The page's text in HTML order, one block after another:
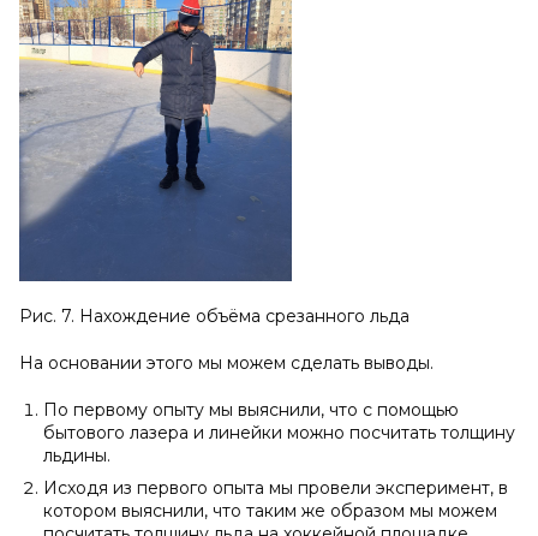
Рис. 7. Нахождение объёма срезанного льда
На основании этого мы можем сделать выводы.
По первому опыту мы выяснили, что с помощью
бытового лазера и линейки можно посчитать толщину
льдины.
Исходя из первого опыта мы провели эксперимент, в
котором выяснили, что таким же образом мы можем